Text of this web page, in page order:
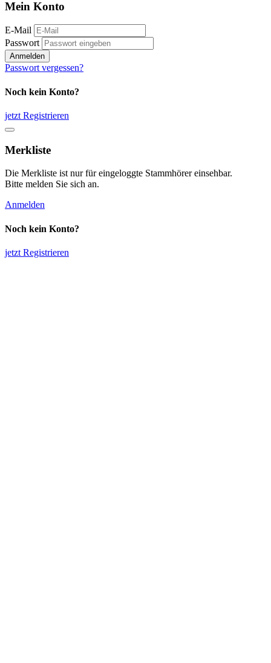
Mein Konto
E-Mail
Passwort
Anmelden
Passwort vergessen?
Noch kein Konto?
jetzt Registrieren
Merkliste
Die Merkliste ist nur für eingeloggte Stammhörer einsehbar.
Bitte melden Sie sich an.
Anmelden
Noch kein Konto?
jetzt Registrieren